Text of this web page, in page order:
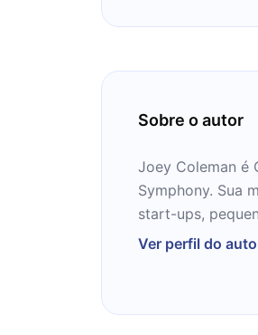
Sobre o autor
Joey Coleman é
Symphony. Sua
start-ups,
marcas listadas
Ver perfil do